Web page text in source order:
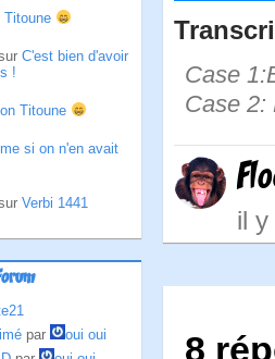
Titoune
C'est bien d'avoir
!
Titoune
si on n'en avait
Verbi 1441
par
oui oui
Case
Case 2:
il
8